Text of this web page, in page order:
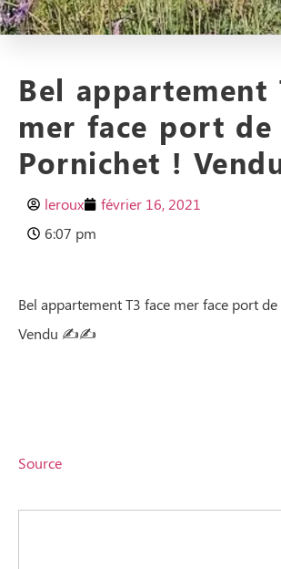
Bel appartement
mer face port de
Pornichet !
leroux
février 16, 2021
6:07 pm
Bel appartement T3 face mer face port de
Vendu ✍️✍️
Source